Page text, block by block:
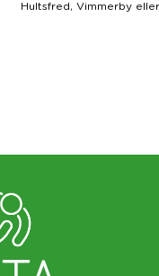
Hultsfred, Vimmerby